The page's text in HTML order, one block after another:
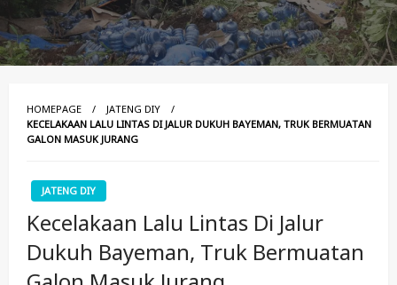
HOMEPAGE
JATENG DIY
KECELAKAAN LALU LINTAS DI JALUR DUKUH BAYEMAN, TRUK BERMUATAN
GALON MASUK JURANG
JATENG DIY
Kecelakaan Lalu Lintas Di Jalur
Dukuh Bayeman, Truk Bermuatan